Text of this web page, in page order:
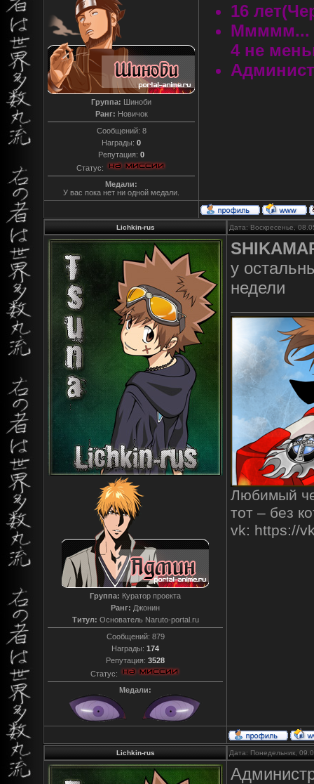
Группа: Шиноби
Ранг: Новичок
Сообщений: 8
Награды: 0
Репутация: 0
Статус:
Медали:
У вас пока нет ни одной медали.
16
Ммммм...
4 не
Lichkin-rus Дата: Воскресенье,
Группа: Куратор проекта
Ранг: Джонин
Титул: Основатель Naruto-portal.ru
Сообщений: 879
Награды: 174
Репутация: 3528
Статус:
Медали:
у
недели
Любимый
тот – без
vk: https://
Lichkin-rus Дата: Понедельник,